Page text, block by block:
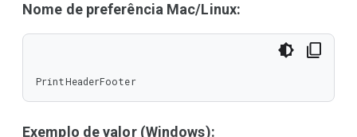
Nome de preferência Mac/Linux:
PrintHeaderFooter
Exemplo de valor (Windows):